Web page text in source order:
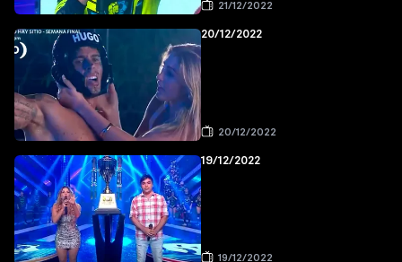
21/12/2022
20/12/2022
20/12/2022
19/12/2022
19/12/2022